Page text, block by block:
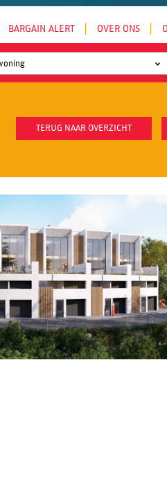
BARGAIN ALERT OVER ONS
TERUG NAAR OVERZICHT